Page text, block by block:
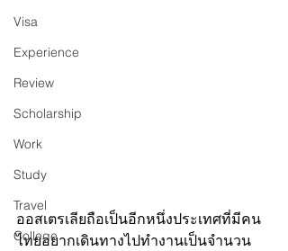
Visa
Experience
Review
Scholarship
Work
Study
Travel
College
ออสเตรเลียถือเป็นอีกหนึ่งประเทศที่มีคน
ไทยอยากเดินทางไปทำงานเป็นจำนวน